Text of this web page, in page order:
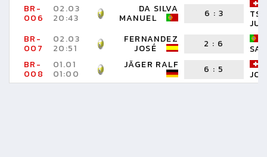
BR-
006
02.03
20:43
DA SILVA
MANUEL 6 : 3
BR-
007
02.03
20:51
FERNANDEZ
JOSÉ 2 : 6
BR-
008
01.01
01:00
JÄGER RALF 6 : 5